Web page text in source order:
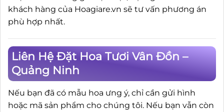
khách hàng của Hoagiare.vn sẽ tư vấn phương án
phù hợp nhất.
Liên Hệ Đặt Hoa Tươi Vân Đồn –
Quảng Ninh
Nếu bạn đã có mẫu hoa ưng ý, chỉ cần gửi hình
hoặc mã sản phẩm cho chúng tôi. Nếu bạn vẫn còn